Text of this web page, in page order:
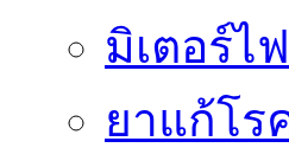
มิเตอร์ไ
ยาแก้โร